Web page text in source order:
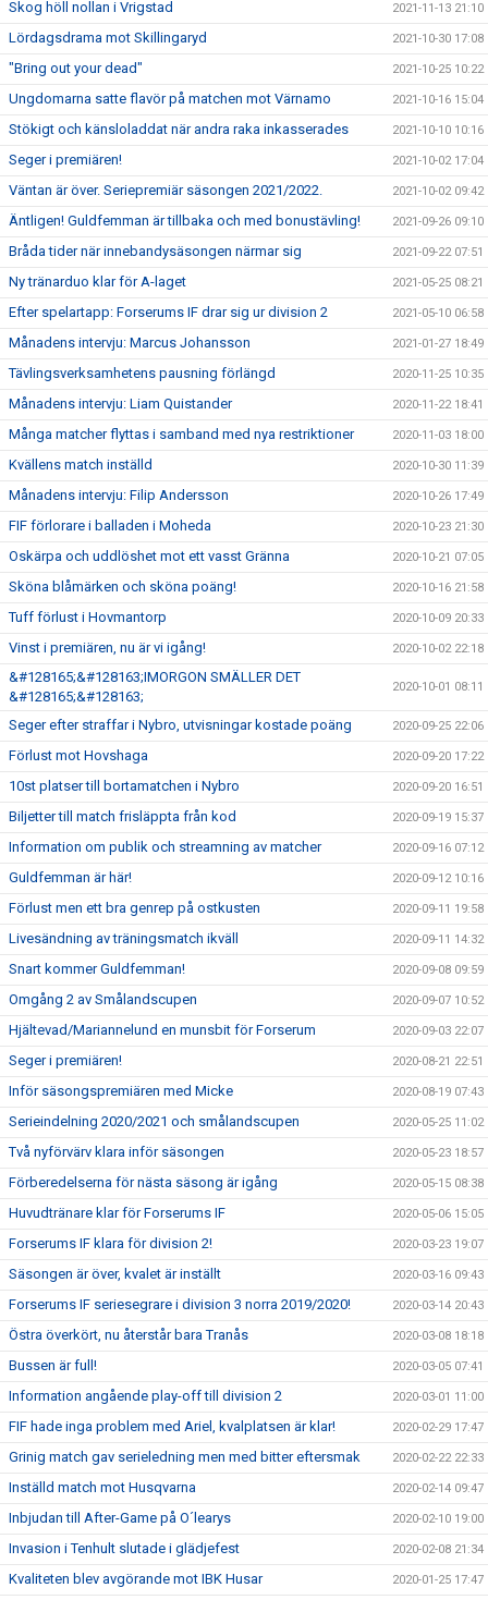
Skog höll nollan i Vrigstad 2021-11-13 21:10
Lördagsdrama mot Skillingaryd 2021-10-30 17:08
"Bring out your dead" 2021-10-25 10:22
Ungdomarna satte flavör på matchen mot Värnamo 2021-10-16 15:04
Stökigt och känsloladdat när andra raka inkasserades 2021-10-10 10:16
Seger i premiären! 2021-10-02 17:04
Väntan är över. Seriepremiär säsongen 2021/2022. 2021-10-02 09:42
Äntligen! Guldfemman är tillbaka och med bonustävling! 2021-09-26 09:10
Bråda tider när innebandysäsongen närmar sig 2021-09-22 07:51
Ny tränarduo klar för A-laget 2021-05-25 08:21
Efter spelartapp: Forserums IF drar sig ur division 2 2021-05-10 06:58
Månadens intervju: Marcus Johansson 2021-01-27 18:49
Tävlingsverksamhetens pausning förlängd 2020-11-25 10:35
Månadens intervju: Liam Quistander 2020-11-22 18:41
Många matcher flyttas i samband med nya restriktioner 2020-11-03 18:00
Kvällens match inställd 2020-10-30 11:39
Månadens intervju: Filip Andersson 2020-10-26 17:49
FIF förlorare i balladen i Moheda 2020-10-23 21:30
Oskärpa och uddlöshet mot ett vasst Gränna 2020-10-21 07:05
Sköna blåmärken och sköna poäng! 2020-10-16 21:58
Tuff förlust i Hovmantorp 2020-10-09 20:33
Vinst i premiären, nu är vi igång! 2020-10-02 22:18
&#128165;&#128163;IMORGON SMÄLLER DET
&#128165;&#128163;
2020-10-01 08:11
Seger efter straffar i Nybro, utvisningar kostade poäng 2020-09-25 22:06
Förlust mot Hovshaga 2020-09-20 17:22
10st platser till bortamatchen i Nybro 2020-09-20 16:51
Biljetter till match frisläppta från kod 2020-09-19 15:37
Information om publik och streamning av matcher 2020-09-16 07:12
Guldfemman är här! 2020-09-12 10:16
Förlust men ett bra genrep på ostkusten 2020-09-11 19:58
Livesändning av träningsmatch ikväll 2020-09-11 14:32
Snart kommer Guldfemman! 2020-09-08 09:59
Omgång 2 av Smålandscupen 2020-09-07 10:52
Hjältevad/Mariannelund en munsbit för Forserum 2020-09-03 22:07
Seger i premiären! 2020-08-21 22:51
Inför säsongspremiären med Micke 2020-08-19 07:43
Serieindelning 2020/2021 och smålandscupen 2020-05-25 11:02
Två nyförvärv klara inför säsongen 2020-05-23 18:57
Förberedelserna för nästa säsong är igång 2020-05-15 08:38
Huvudtränare klar för Forserums IF 2020-05-06 15:05
Forserums IF klara för division 2! 2020-03-23 19:07
Säsongen är över, kvalet är inställt 2020-03-16 09:43
Forserums IF seriesegrare i division 3 norra 2019/2020! 2020-03-14 20:43
Östra överkört, nu återstår bara Tranås 2020-03-08 18:18
Bussen är full! 2020-03-05 07:41
Information angående play-off till division 2 2020-03-01 11:00
FIF hade inga problem med Ariel, kvalplatsen är klar! 2020-02-29 17:47
Grinig match gav serieledning men med bitter eftersmak 2020-02-22 22:33
Inställd match mot Husqvarna 2020-02-14 09:47
Inbjudan till After-Game på O´learys 2020-02-10 19:00
Invasion i Tenhult slutade i glädjefest 2020-02-08 21:34
Kvaliteten blev avgörande mot IBK Husar 2020-01-25 17:47